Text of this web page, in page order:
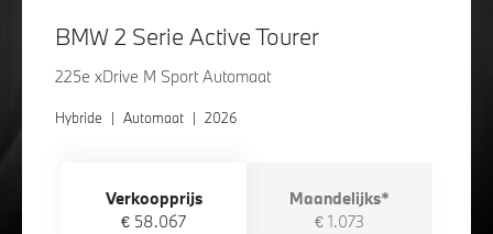
BMW 2 Serie Active Tourer
225e xDrive M Sport Automaat
Hybride | Automaat | 2026
Verkoopprijs
€ 58.067
Maandelijks*
€ 1.073